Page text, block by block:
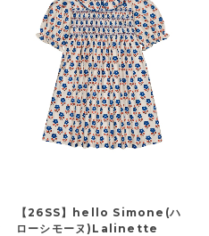
【26SS】hello Simone(ハ
ローシモーヌ)Lalinette